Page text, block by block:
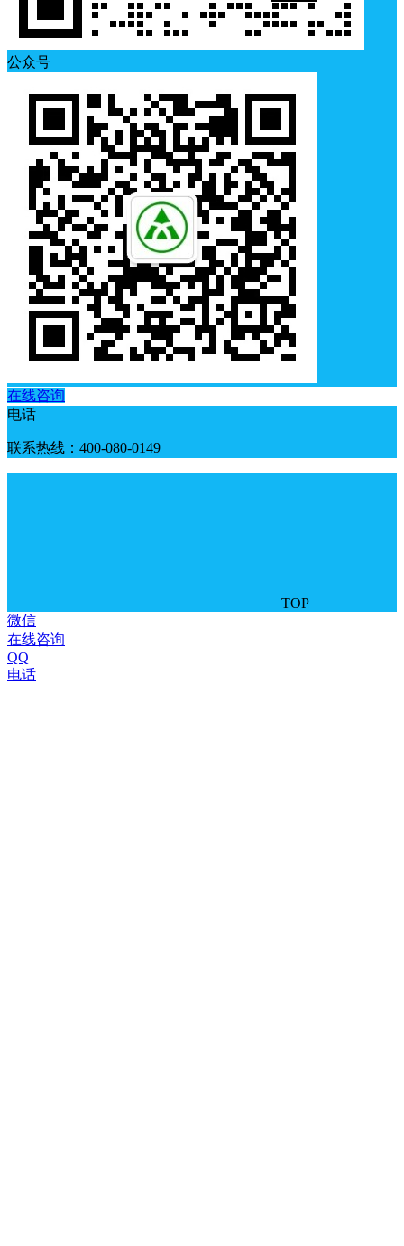
公众号
在线咨询
电话
联系热线：400-080-0149
TOP
微信
在线咨询
QQ
电话